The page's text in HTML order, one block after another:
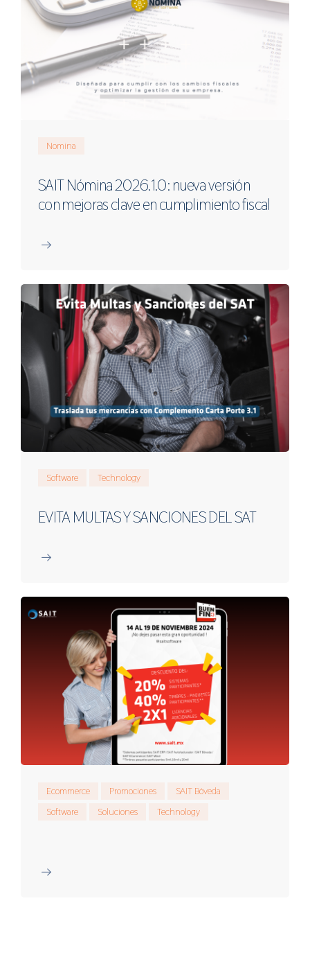
Nomina
SAIT Nómina 2026.1.0: nueva versión
con mejoras clave en cumplimiento fiscal
Software Technology
EVITA MULTAS Y SANCIONES DEL SAT
Ecommerce Promociones
SAIT Bóveda
Software
Soluciones Technology